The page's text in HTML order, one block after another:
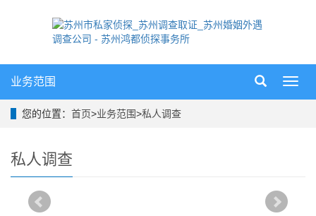
导
业务范围
您的位置： 首页>业务范围>私人调查
私人调查